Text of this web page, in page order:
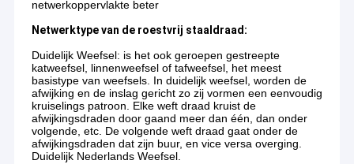
netwerkoppervlakte beter
Netwerktype van de roestvrij staaldraad:
Duidelijk Weefsel: is het ook geroepen gestreepte
katweefsel, linnenweefsel of tafweefsel, het meest
basistype van weefsels. In duidelijk weefsel, worden de
afwijking en de inslag gericht zo zij vormen een eenvoudig
kruiselings patroon. Elke weft draad kruist de
afwijkingsdraden door gaand meer dan één, dan onder
volgende, etc. De volgende weft draad gaat onder de
afwijkingsdraden dat zijn buur, en vice versa overging.
Duidelijk Nederlands Weefsel.